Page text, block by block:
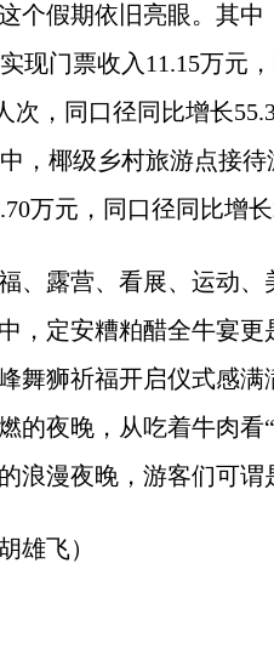
假期依旧亮眼。其中
现门票收入11.15万元
次，同口径同比增长
，椰级乡村旅游点接
万元，同口径同比增长
露营、看展、运动、
，定安糟粕醋全牛宴
舞狮祈福开启仪式感
的夜晚，从吃着牛肉看
浪漫夜晚，游客们可谓
飞）